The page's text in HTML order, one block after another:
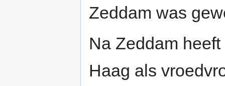
Zeddam was
Na Zeddam
Haag als